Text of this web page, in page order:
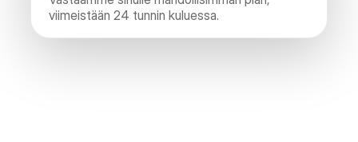
viimeistään 24 tunnin kuluessa.